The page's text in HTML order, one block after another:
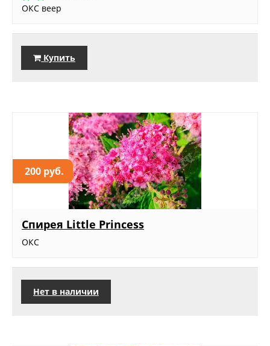
ОКС веер
Купить
200 руб.
Спирея Little Princess
ОКС
Нет в наличии